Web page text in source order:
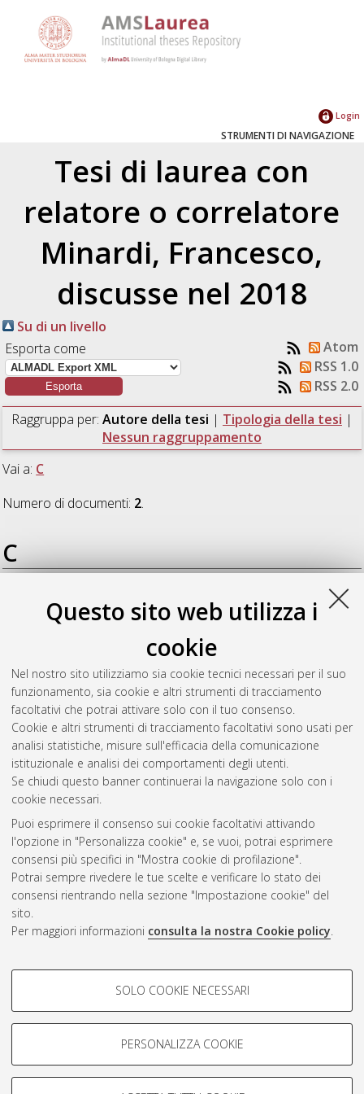
Questo sito web utilizza i
cookie
Nel nostro sito utilizziamo sia cookie tecnici necessari per il suo
funzionamento, sia cookie e altri strumenti di tracciamento
facoltativi che potrai attivare solo con il tuo consenso.
Cookie e altri strumenti di tracciamento facoltativi sono usati per
analisi statistiche, misure sull'efficacia della comunicazione
istituzionale e analisi dei comportamenti degli utenti.
Se chiudi questo banner continuerai la navigazione solo con i
cookie necessari.
Puoi esprimere il consenso sui cookie facoltativi attivando
l'opzione in "Personalizza cookie" e, se vuoi, potrai esprimere
consensi più specifici in "Mostra cookie di profilazione".
Potrai sempre rivedere le tue scelte e verificare lo stato dei
consensi rientrando nella sezione "Impostazione cookie" del
sito.
Per maggiori informazioni consulta la nostra Cookie policy.
COOKIE DI PROFILAZIONE -
Si tratta di cookie utilizzati per analizzare le caratteristiche della
navigazione degli utenti, creare profili in base al loro comportamento
Mostra cookie di profilazione
SOLO COOKIE NECESSARI
PERSONALIZZA COOKIE
Login
STRUMENTI DI NAVIGAZIONE
Tesi di laurea con
relatore o correlatore
Minardi, Francesco,
discusse nel 2018
Su di un livello
Esporta come
Atom
RSS 1.0
RSS 2.0
Raggruppa per: Autore della tesi | Tipologia della tesi |
Nessun raggruppamento
Vai a: C
Numero di documenti: 2.
C
evaporativo per la condensazione di Bose-Einstein di una
Fisica [L-DM270]
Cavana, Tommaso(2018)Caratterizzazione di un DMD per la
generazione di potenziali ottici.[Laurea], Università di Bologna,
Corso di Studio inFisica [L-DM270]
Questa lista e' stata generata ilSat Aug 8 08:41:55 2026
CEST
Atom
Rss 1.0
Rss 2.0
AMS Laurea
Impostazioni Cookie
Informativa sulla privacy
Condizioni d’uso del sito